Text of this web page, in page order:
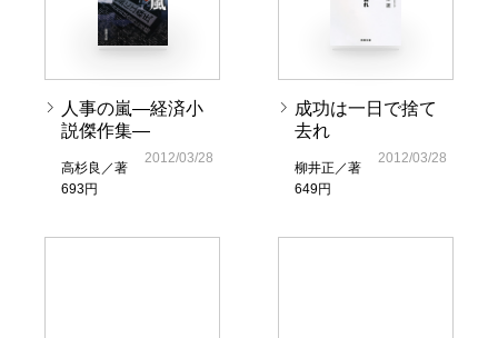
人事の嵐―経済小
説傑作集―
高杉良／著
693円
2012/03/28
成功は一日で捨て
去れ
柳井正／著
649円
2012/03/28